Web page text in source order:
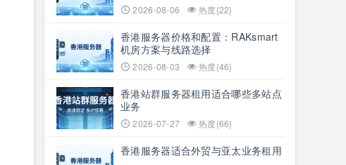
2026-08-06 热度{22}
香港服务器价格和配置：RAKsmart
机房方案与线路选择
2026-08-03 热度{46}
香港站群服务器租用适合哪些多站点
业务
2026-07-27 热度{66}
香港服务器适合外贸与亚太业务租用